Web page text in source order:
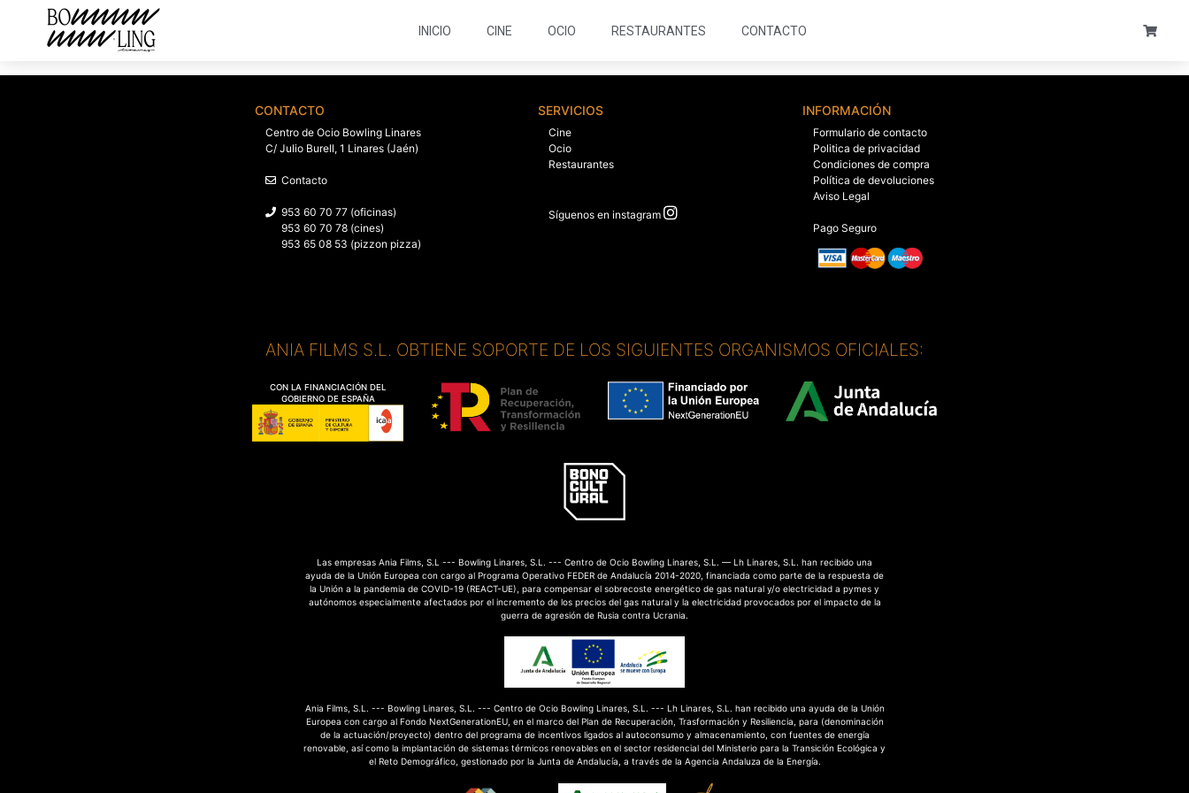
INICIO CINE OCIO RESTAURANTES CONTACTO
CONTACTO
Centro de Ocio Bowling Linares
C/ Julio Burell, 1 Linares (Jaén)
Contacto
953 60 70 77 (oficinas)
953 60 70 78 (cines)
953 65 08 53 (pizzon pizza)
SERVICIOS
Cine
Ocio
Restaurantes
Síguenos en instagram
INFORMACIÓN
Formulario de contacto
Politica de privacidad
Condiciones de compra
Política de devoluciones
Aviso Legal
Pago Seguro
ANIA FILMS S.L. OBTIENE SOPORTE DE LOS SIGUIENTES ORGANISMOS OFICIALES:
CON LA FINANCIACIÓN DEL
GOBIERNO DE ESPAÑA
Las empresas Ania Films, S.L --- Bowling Linares, S.L. --- Centro de Ocio Bowling Linares, S.L. — Lh Linares, S.L. han recibido una
ayuda de la Unión Europea con cargo al Programa Operativo FEDER de Andalucía 2014-2020, financiada como parte de la respuesta de
la Unión a la pandemia de COVID-19 (REACT-UE), para compensar el sobrecoste energético de gas natural y/o electricidad a pymes y
autónomos especialmente afectados por el incremento de los precios del gas natural y la electricidad provocados por el impacto de la
guerra de agresión de Rusia contra Ucrania.
Ania Films, S.L. --- Bowling Linares, S.L. --- Centro de Ocio Bowling Linares, S.L. --- Lh Linares, S.L. han recibido una ayuda de la Unión
Europea con cargo al Fondo NextGenerationEU, en el marco del Plan de Recuperación, Trasformación y Resiliencia, para (denominación
de la actuación/proyecto) dentro del programa de incentivos ligados al autoconsumo y almacenamiento, con fuentes de energía
renovable, así como la implantación de sistemas térmicos renovables en el sector residencial del Ministerio para la Transición Ecológica y
el Reto Demográfico, gestionado por la Junta de Andalucía, a través de la Agencia Andaluza de la Energía.